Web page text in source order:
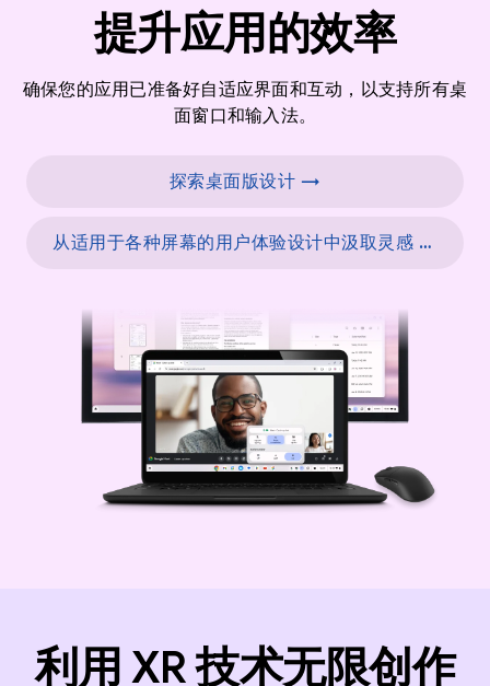
提升应用的效率
确保您的应用已准备好自适应界面和互动，以支持所有桌
面窗口和输入法。
探索桌面版设计 →
从适用于各种屏幕的用户体验设计中汲取灵感 →
利用 XR 技术无限创作